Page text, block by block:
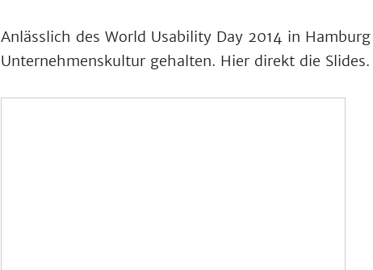
Anlässlich des World Usability Day 2014 in
Unternehmenskultur gehalten. Hier direkt die